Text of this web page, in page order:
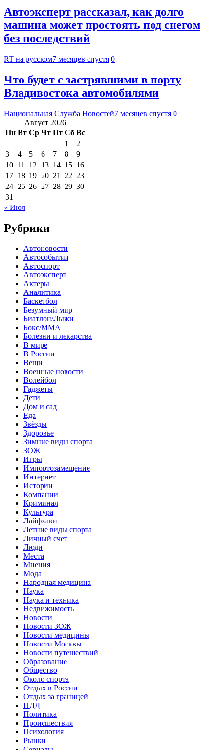
Автоэксперт рассказал, как долго
машина может простоять под снегом
без последствий
RT на русском7 месяцев спустя 0
Что будет с застрявшими в порту
Владивостока автомобилями
Национальная Служба Новостей7 месяцев спустя 0
Август 2026
Пн Вт Ср Чт Пт Сб Вс
1
2
3
4 5 6 7 8
9
10 11 12 13 14 15 16
17 18 19 20 21 22 23
24 25 26 27 28 29 30
31
« Июл
Рубрики
Автоновости
Автособытия
Автоспорт
Автоэксперт
Актеры
Аналитика
Баскетбол
Безумный мир
Биатлон/Лыжи
Бокс/MMA
Болезни и лекарства
В мире
В России
Вещи
Военные новости
Волейбол
Гаджеты
Дети
Дом и сад
Еда
Звёзды
Здоровье
Зимние виды спорта
ЗОЖ
Игры
Импортозамещение
Интернет
Истории
Компании
Криминал
Культура
Лайфхаки
Летние виды спорта
Личный счет
Люди
Места
Мнения
Мода
Народная медицина
Наука
Наука и техника
Недвижимость
Новости
Новости ЗОЖ
Новости медицины
Новости Москвы
Новости путешествий
Образование
Общество
Около спорта
Отдых в России
Отдых за границей
ПДД
Политика
Происшествия
Психология
Рынки